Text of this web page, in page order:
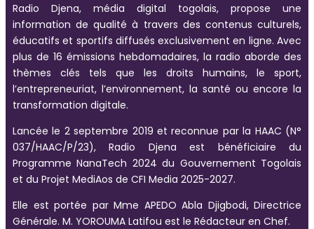
Radio Djena, média digital togolais, propose une
information de qualité à travers des contenus culturels,
éducatifs et sportifs diffusés exclusivement en ligne. Avec
plus de 16 émissions hebdomadaires, la radio aborde des
thèmes clés tels que les droits humains, le sport,
l’entrepreneuriat, l’environnement, la santé ou encore la
transformation digitale.
Lancée le 2 septembre 2019 et reconnue par la HAAC (N°
037/HAAC/P/23), Radio Djena est bénéficiaire du
Programme NanaTech 2024 du Gouvernement Togolais
et du Projet MediAos de CFI Media 2025-2027.
Elle est portée par Mme APEDO Abla Djigbodi, Directrice
Générale. M. YOROUMA Latifou est le Rédacteur en Chef.